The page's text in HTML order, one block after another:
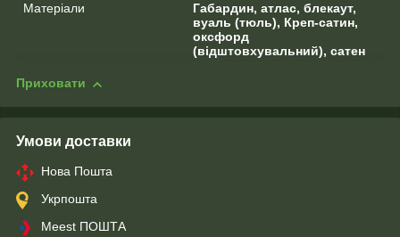
Матеріали
Габардин, атлас, блекаут,
вуаль (тюль), Креп-сатин,
оксфорд
(відштовхувальний), сатен
Приховати
Умови доставки
Нова Пошта
Укрпошта
Meest ПОШТА